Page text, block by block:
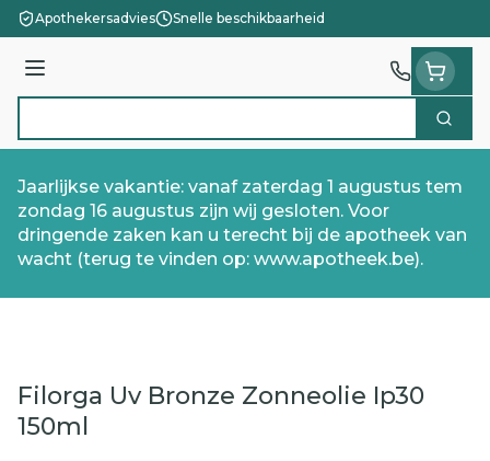
Ga naar de inhoud
Apothekersadvies Snelle beschikbaarheid
Menu
Zoek
Jaarlijkse vakantie: vanaf zaterdag 1 augustus tem
zondag 16 augustus zijn wij gesloten. Voor
dringende zaken kan u terecht bij de apotheek van
wacht (terug te vinden op: www.apotheek.be).
Filorga Uv Bronze Zonneolie Ip30
150ml